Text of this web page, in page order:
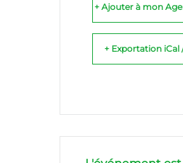
+ Ajouter à mon
+ Exportation iCal